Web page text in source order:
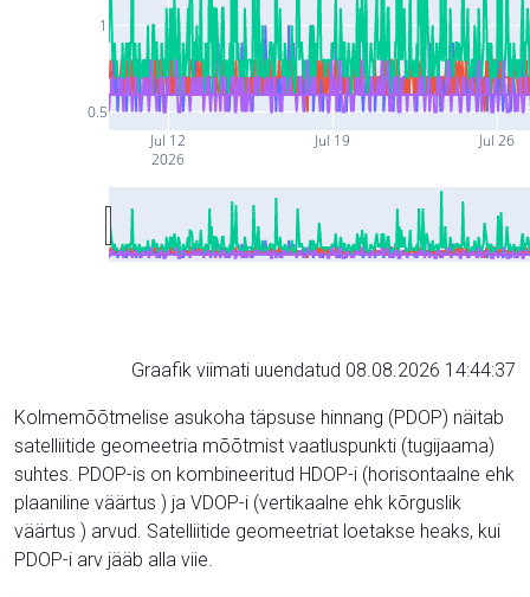
Jul 12
2026
Jul 19 Jul 26
0.5
1
Graafik viimati uuendatud 08.08.2026 14:44:37
Kolmemõõtmelise asukoha täpsuse hinnang (PDOP) näitab
satelliitide geomeetria mõõtmist vaatluspunkti (tugijaama)
suhtes. PDOP-is on kombineeritud HDOP-i (horisontaalne ehk
plaaniline väärtus ) ja VDOP-i (vertikaalne ehk kõrguslik
väärtus ) arvud. Satelliitide geomeetriat loetakse heaks, kui
PDOP-i arv jääb alla viie.